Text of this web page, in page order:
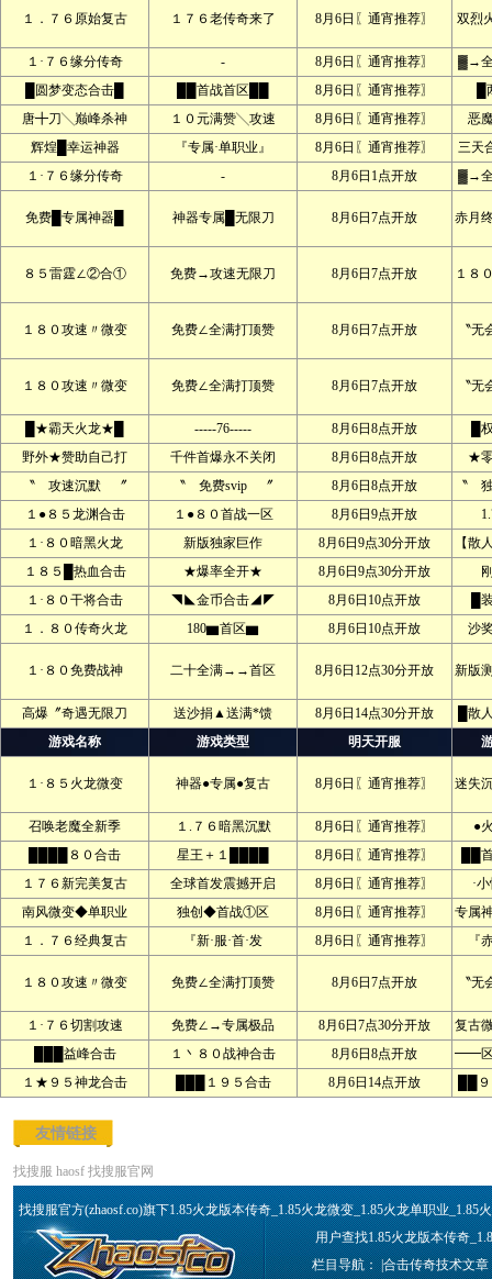
１．７６原始复古 １７６老传奇来了 8月6日〖通宵推荐〗 双烈
１·７６缘分传奇 - 8月6日〖通宵推荐〗
▓→
█圆梦变态合击█
██首战首区██ 8月6日〖通宵推荐〗
唐╋刀╲巅峰杀神
１０元满赞╲攻速 8月6日〖通宵推荐〗
恶
辉煌█幸运神器
『专属·单职业』 8月6日〖通宵推荐〗
三天
１·７６缘分传奇
- 8月6日1点开放 ▓→
免费█专属神器█ 神器专属█无限刀 8月6日7点开放 赤月
８５雷霆∠②合① 免费→攻速无限刀 8月6日7点开放 １８
１８０攻速〃微变 免费∠全满打顶赞 8月6日7点开放 〝
１８０攻速〃微变 免费∠全满打顶赞 8月6日7点开放 〝
█★霸天火龙★█ -----76----- 8月6日8点开放
█
野外★赞助自己打
千件首爆永不关闭 8月6日8点开放
★
〝 攻速沉默 〞
〝 免费svip 〞 8月6日8点开放
〝
１●８５龙渊合击
１●８０首战一区 8月6日9点开放
１·８０暗黑火龙
新版独家巨作 8月6日9点30分开放
【散
１８５█热血合击
★爆率全开★ 8月6日9点30分开放
１·８０干将合击
◥◣金币合击◢◤ 8月6日10点开放
█
１．８０传奇火龙
180▆首区▆ 8月6日10点开放 沙
１·８０免费战神 二十全满→→首区 8月6日12点30分开放 新版
高爆〞奇遇无限刀 送沙捐▲送满*馈 8月6日14点30分开放
█散
游戏名称
游戏类型 明天开服
１·８５火龙微变 神器●专属●复古 8月6日〖通宵推荐〗 迷失
召唤老魔全新季 １.７６暗黑沉默 8月6日〖通宵推荐〗
●
████８０合击
星王＋１████ 8月6日〖通宵推荐〗
██
１７６新完美复古
全球首发震撼开启 8月6日〖通宵推荐〗
·
南风微变◆单职业
独创◆首战①区 8月6日〖通宵推荐〗
专属
１．７６经典复古
『新·服·首·发 8月6日〖通宵推荐〗 『
１８０攻速〃微变 免费∠全满打顶赞 8月6日7点开放 〝
１·７６切割攻速 免费∠→专属极品 8月6日7点30分开放
复古
███益峰合击
１丶８０战神合击 8月6日8点开放
━━
１★９５神龙合击
███１９５合击 8月6日14点开放 ██
友情链接
找搜服 haosf 找搜服官网
找搜服官方(zhaosf.co)旗下1.85火龙版本传奇_1.85火龙微变_1.85火龙单职业
用户查找1.85火龙版本传奇
栏目导航： |合击传奇技术文章